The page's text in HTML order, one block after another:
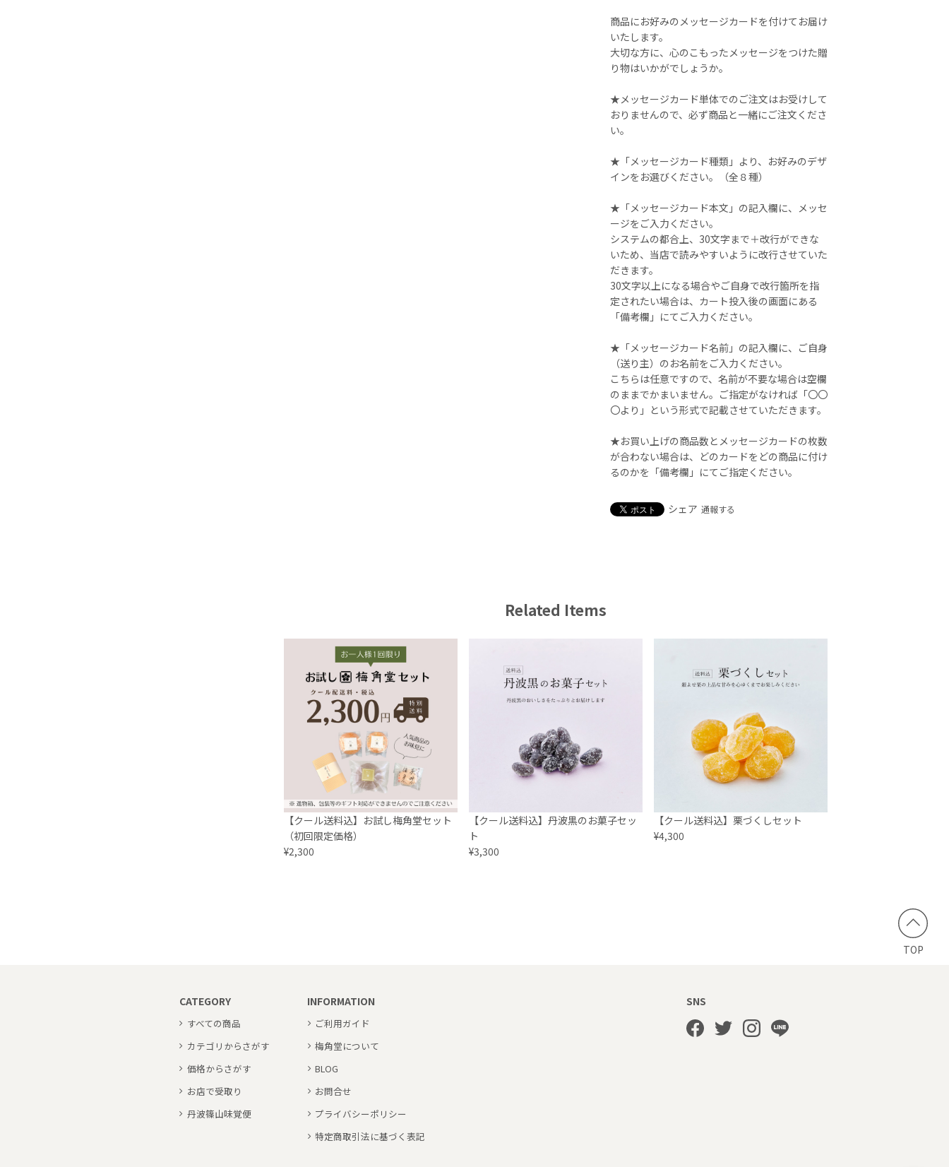
商品にお好みのメッセージカードを付けてお届け
いたします。
大切な方に、心のこもったメッセージをつけた贈
り物はいかがでしょうか。
★メッセージカード単体でのご注文はお受けして
おりませんので、必ず商品と一緒にご注文くださ
い。
★「メッセージカード種類」より、お好みのデザ
インをお選びください。（全８種）
★「メッセージカード本文」の記入欄に、メッセ
ージをご入力ください。
システムの都合上、30文字まで＋改行ができな
いため、当店で読みやすいように改行させていた
だきます。
30文字以上になる場合やご自身で改行箇所を指
定されたい場合は、カート投入後の画面にある
「備考欄」にてご入力ください。
★「メッセージカード名前」の記入欄に、ご自身
（送り主）のお名前をご入力ください。
こちらは任意ですので、名前が不要な場合は空欄
のままでかまいません。ご指定がなければ「〇〇
〇より」という形式で記載させていただきます。
★お買い上げの商品数とメッセージカードの枚数
が合わない場合は、どのカードをどの商品に付け
るのかを「備考欄」にてご指定ください。
シェア 通報する
Related Items
【クール送料込】お試し梅角堂セット
（初回限定価格）
¥2,300
【クール送料込】丹波黒のお菓子セッ
ト
¥3,300
【クール送料込】栗づくしセット
¥4,300
TOP
CATEGORY
すべての商品
カテゴリからさがす
価格からさがす
お店で受取り
丹波篠山味覚便
INFORMATION
ご利用ガイド
梅角堂について
BLOG
お問合せ
プライバシーポリシー
特定商取引法に基づく表記
SNS